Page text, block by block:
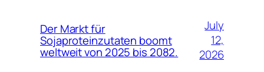
Der Markt für
Sojaproteinzutaten boomt
weltweit von 2025 bis 2082.
July
12,
2026